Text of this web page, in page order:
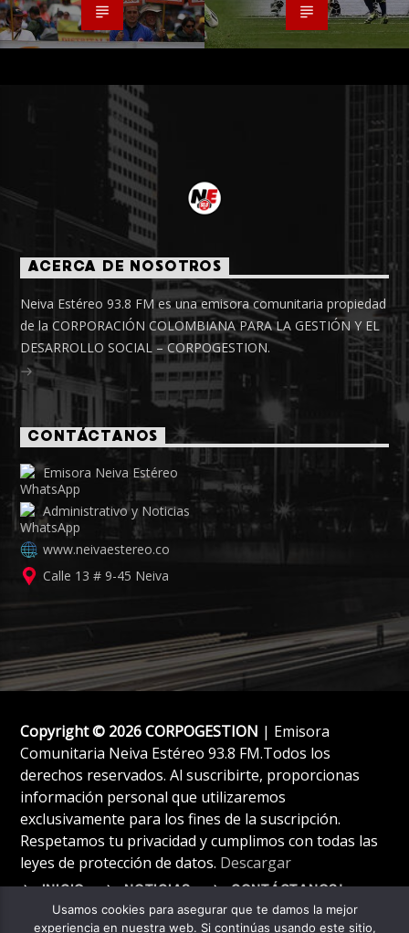
ACERCA DE NOSOTROS
Neiva Estéreo 93.8 FM es una emisora comunitaria propiedad
de la CORPORACIÓN COLOMBIANA PARA LA GESTIÓN Y EL
DESARROLLO SOCIAL – CORPOGESTION.
CONTÁCTANOS
Emisora Neiva Estéreo
Administrativo y Noticias
www.neivaestereo.co
Calle 13 # 9-45 Neiva
Copyright © 2026 CORPOGESTION | Emisora
Comunitaria Neiva Estéreo 93.8 FM.Todos los
derechos reservados. Al suscribirte, proporcionas
información personal que utilizaremos
exclusivamente para los fines de la suscripción.
Respetamos tu privacidad y cumplimos con todas las
leyes de protección de datos. Descargar
INICIO NOTICIAS CONTÁCTANOS!
Usamos cookies para asegurar que te damos la mejor
experiencia en nuestra web. Si continúas usando este sitio,